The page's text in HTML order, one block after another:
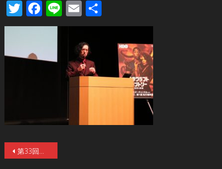
Twitter
Facebook
LineEmail
有
投第33回東京国際映画祭にてスペシャル・トークライヴ「映画級ドラマ！HBOコンテンツの神髄」開催！話題のドラマ『ラヴクラフトカントリー 恐怖の旅路』を“万物評論家”丸屋九兵衛が徹底解説！